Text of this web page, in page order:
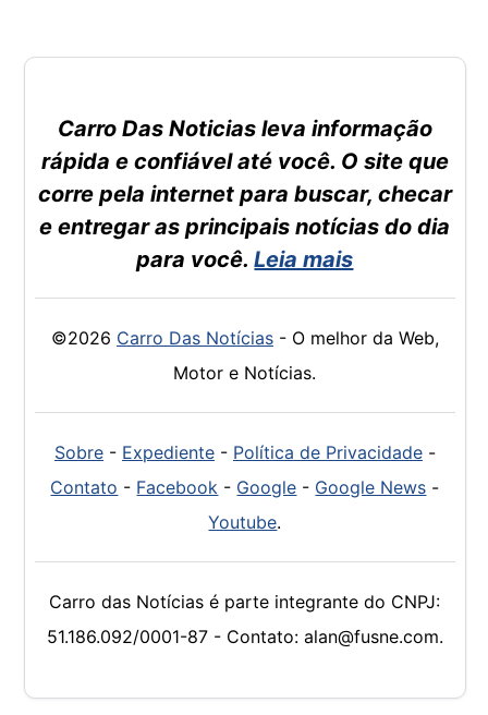
Carro Das Noticias leva informação
rápida e confiável até você. O site que
corre pela internet para buscar, checar
e entregar as principais notícias do dia
para você.Leia mais
©2026 Carro Das Notícias- O melhor da Web,
Motor e Notícias.
Sobre- Expediente- Política de Privacidade-
Contato - Facebook - Google - Google News -
Youtube.
Carro das Notícias é parte integrante do CNPJ:
51.186.092/0001-87 - Contato: alan@fusne.com.